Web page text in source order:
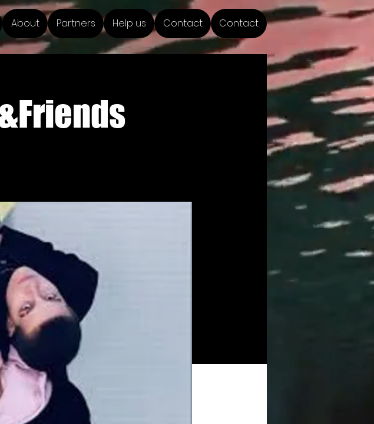
About Partners Help us Contact Contact